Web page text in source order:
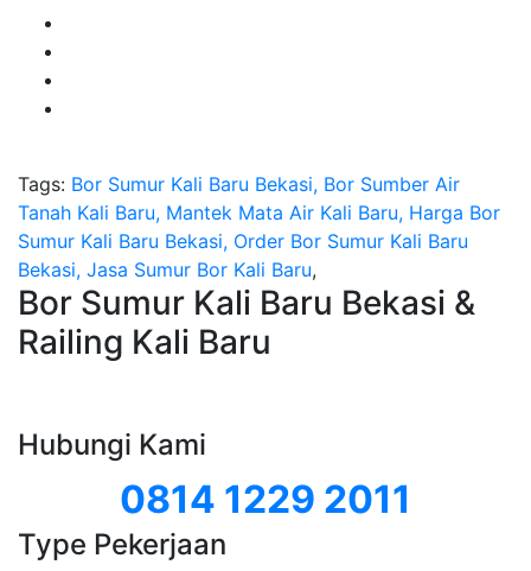
Tags: Bor Sumur Kali Baru Bekasi, Bor Sumber Air
Tanah Kali Baru, Mantek Mata Air Kali Baru, Harga Bor
Sumur Kali Baru Bekasi, Order Bor Sumur Kali Baru
Bekasi, Jasa Sumur Bor Kali Baru,
Bor Sumur Kali Baru Bekasi &
Railing Kali Baru
Hubungi Kami
0814 1229 2011
Type Pekerjaan